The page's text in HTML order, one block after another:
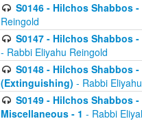
S0146 - Hilchos Shabbos
Reingold
S0147 - Hilchos Shabbos
- Rabbi Eliyahu Reingold
S0148 - Hilchos Shabbos
(Extinguishing) - Rabbi
S0149 - Hilchos Shabbos
Miscellaneous - 1 - Rabbi